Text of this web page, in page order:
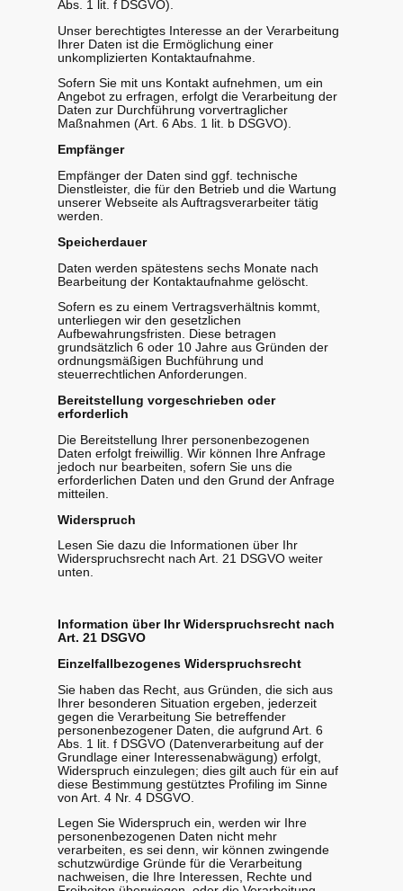
Abs. 1 lit. f DSGVO).
Unser berechtigtes Interesse an der Verarbeitung
Ihrer Daten ist die Ermöglichung einer
unkomplizierten Kontaktaufnahme.
Sofern Sie mit uns Kontakt aufnehmen, um ein
Angebot zu erfragen, erfolgt die Verarbeitung der
Daten zur Durchführung vorvertraglicher
Maßnahmen (Art. 6 Abs. 1 lit. b DSGVO).
Empfänger
Empfänger der Daten sind ggf. technische
Dienstleister, die für den Betrieb und die Wartung
unserer Webseite als Auftragsverarbeiter tätig
werden.
Speicherdauer
Daten werden spätestens sechs Monate nach
Bearbeitung der Kontaktaufnahme gelöscht.
Sofern es zu einem Vertragsverhältnis kommt,
unterliegen wir den gesetzlichen
Aufbewahrungsfristen. Diese betragen
grundsätzlich 6 oder 10 Jahre aus Gründen der
ordnungsmäßigen Buchführung und
steuerrechtlichen Anforderungen.
Bereitstellung vorgeschrieben oder
erforderlich
Die Bereitstellung Ihrer personenbezogenen
Daten erfolgt freiwillig. Wir können Ihre Anfrage
jedoch nur bearbeiten, sofern Sie uns die
erforderlichen Daten und den Grund der Anfrage
mitteilen.
Widerspruch
Lesen Sie dazu die Informationen über Ihr
Widerspruchsrecht nach Art. 21 DSGVO weiter
unten.
Information über Ihr Widerspruchsrecht nach
Art. 21 DSGVO
Einzelfallbezogenes Widerspruchsrecht
Sie haben das Recht, aus Gründen, die sich aus
Ihrer besonderen Situation ergeben, jederzeit
gegen die Verarbeitung Sie betreffender
personenbezogener Daten, die aufgrund Art. 6
Abs. 1 lit. f DSGVO (Datenverarbeitung auf der
Grundlage einer Interessenabwägung) erfolgt,
Widerspruch einzulegen; dies gilt auch für ein auf
diese Bestimmung gestütztes Profiling im Sinne
von Art. 4 Nr. 4 DSGVO.
Legen Sie Widerspruch ein, werden wir Ihre
personenbezogenen Daten nicht mehr
verarbeiten, es sei denn, wir können zwingende
schutzwürdige Gründe für die Verarbeitung
nachweisen, die Ihre Interessen, Rechte und